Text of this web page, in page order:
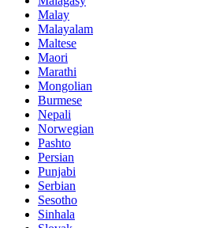
Malay
Malayalam
Maltese
Maori
Marathi
Mongolian
Burmese
Nepali
Norwegian
Pashto
Persian
Punjabi
Serbian
Sesotho
Sinhala